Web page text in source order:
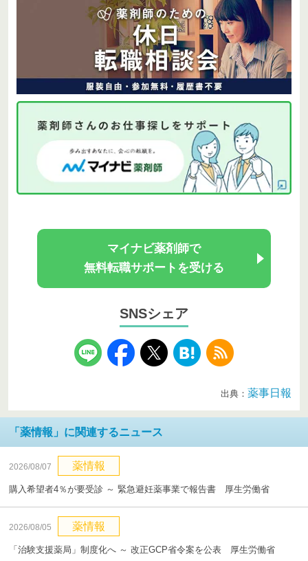
マイナビ薬剤師で
無料転職サポートを受ける
SNSシェア
出典： 薬事日報
「薬情報」に関連するニュース
2026/08/07 薬情報
購入希望者4％が要受診 ～ 緊急避妊薬事業で報告書 厚生労働省
2026/08/05 薬情報
「治験支援薬局」制度化へ ～ 改正GCP省令案を公表 厚生労働省